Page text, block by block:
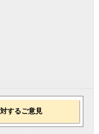
するご意見